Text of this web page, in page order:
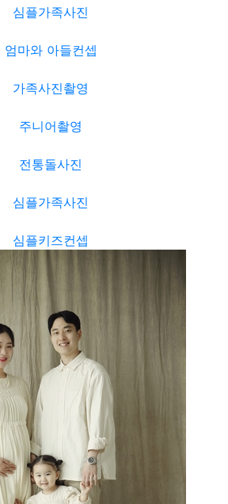
심플가족사진
엄마와 아들컨셉
가족사진촬영
주니어촬영
전통돌사진
심플가족사진
심플키즈컨셉